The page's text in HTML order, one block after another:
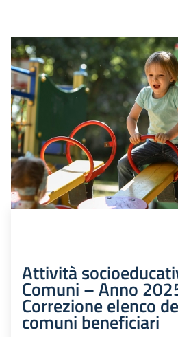
Attività
Comuni – Anno
Correzione elenco
comuni beneficiari